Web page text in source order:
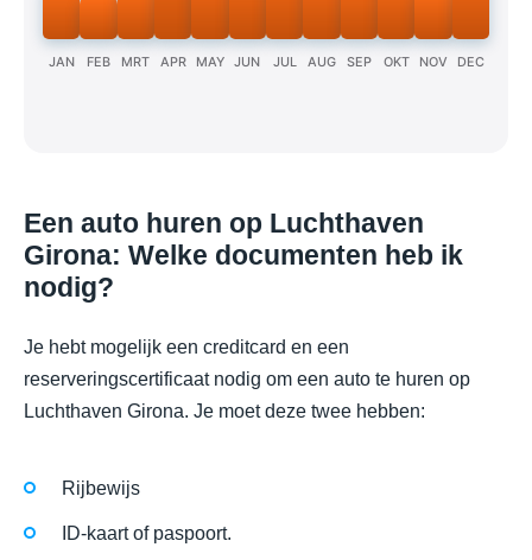
JAN FEB MRT APR MAY JUN JUL AUG SEP OKT NOV DEC
Een auto huren op Luchthaven
Girona: Welke documenten heb ik
nodig?
Je hebt mogelijk een creditcard en een
reserveringscertificaat nodig om een auto te huren op
Luchthaven Girona. Je moet deze twee hebben:
Rijbewijs
ID-kaart of paspoort.